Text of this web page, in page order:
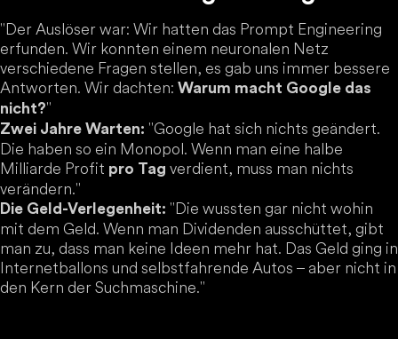
"Der Auslöser war: Wir hatten das Prompt Engineering
erfunden. Wir konnten einem neuronalen Netz
verschiedene Fragen stellen, es gab uns immer bessere
Antworten. Wir dachten: Warum macht Google das
nicht?"
Zwei Jahre Warten: "Google hat sich nichts geändert.
Die haben so ein Monopol. Wenn man eine halbe
Milliarde Profit pro Tag verdient, muss man nichts
verändern."
Die Geld-Verlegenheit: "Die wussten gar nicht wohin
mit dem Geld. Wenn man Dividenden ausschüttet, gibt
man zu, dass man keine Ideen mehr hat. Das Geld ging in
Internetballons und selbstfahrende Autos – aber nicht in
den Kern der Suchmaschine."